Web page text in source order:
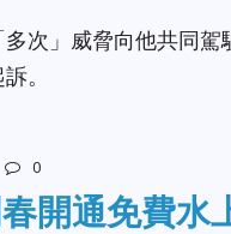
次」威脅向他共同駕
。
0
開通免費水